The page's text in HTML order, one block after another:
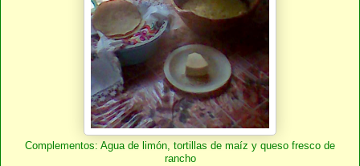
Complementos: Agua de limón, tortillas de maíz y queso fresco de
rancho